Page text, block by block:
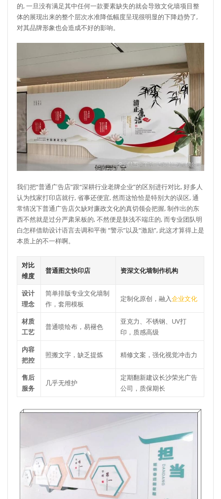
的, 一旦没有满足其中任何一款要素缺失的就会导致文化墙项目整
体的展现出来的整个层次水准降低幅度呈现很明显的下降趋势了,
对其品牌形象也会造成不好的影响。
我们把“普通广告店”跟“深耕行业老牌企业”的区别进行对比, 好多人
认为找家打印店就行, 省事还便宜, 然而这恰恰是特别大的误区, 通
常情况下普通广告店欠缺对廉政文化的真切领会把握, 制作出的东
西不然就是过分严肃呆板的, 不然便是肤浅不端庄的, 而专业团队明
白怎样借助设计语言去调和平衡 “警示”以及“激励”, 此这才算得上是
本质上的不一样啊。
对比
维度
普通图文快印店 资深文化墙制作机构
设计
理念
简单排版专业文化墙制
作，套用模板
定制化原创，融入企业文化
材质
工艺
普通喷绘布，易褪色
亚克力、不锈钢、UV打
印，质感高级
内容
把控
照搬文字，缺乏提炼 精修文案，强化视觉冲击力
售后
服务
几乎无维护
定期翻新建议长沙荣光广告
公司，质保期长